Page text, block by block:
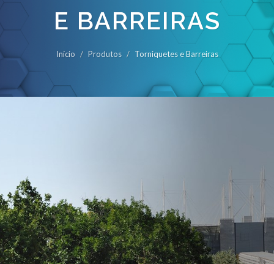
E BARREIRAS
Início Produtos Torniquetes e Barreiras